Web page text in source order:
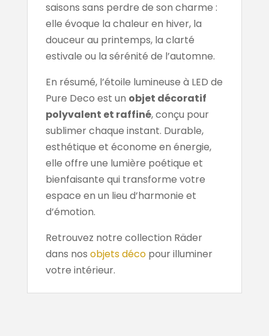
saisons sans perdre de son charme :
elle évoque la chaleur en hiver, la
douceur au printemps, la clarté
estivale ou la sérénité de l’automne.
En résumé, l’étoile lumineuse à LED de
Pure Deco est un objet décoratif
polyvalent et raffiné, conçu pour
sublimer chaque instant. Durable,
esthétique et économe en énergie,
elle offre une lumière poétique et
bienfaisante qui transforme votre
espace en un lieu d’harmonie et
d’émotion.
Retrouvez notre collection Räder
dans nos objets décopour illuminer
votre intérieur.